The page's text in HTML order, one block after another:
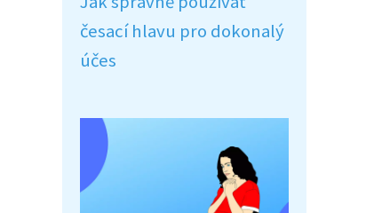
česací hlavu pro dokonalý
účes